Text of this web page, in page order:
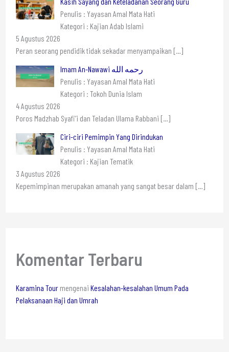
Penulis : Yayasan Amal Mata Hati
Kategori : Kajian Adab Islami
5 Agustus 2026
Peran seorang pendidik tidak sekadar menyampaikan […]
Imam An-Nawawi رحمه الله
Penulis : Yayasan Amal Mata Hati
Kategori : Tokoh Dunia Islam
4 Agustus 2026
Poros Madzhab Syafi’i dan Teladan Ulama Rabbani […]
Ciri-ciri Pemimpin Yang Dirindukan
Penulis : Yayasan Amal Mata Hati
Kategori : Kajian Tematik
3 Agustus 2026
Kepemimpinan merupakan amanah yang sangat besar dalam […]
Komentar Terbaru
Karamina Tourmengenai Kesalahan-kesalahan Umum Pada
Pelaksanaan Haji dan Umrah